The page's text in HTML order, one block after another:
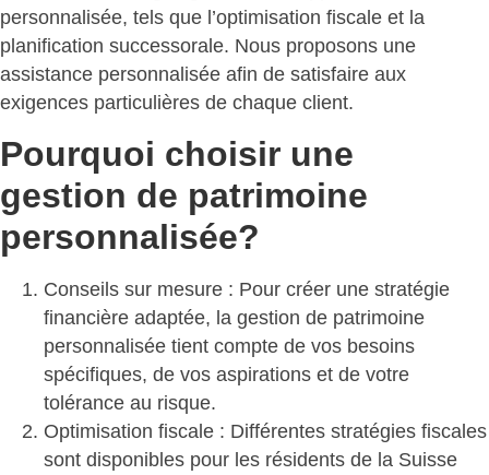
personnalisée, tels que l’optimisation fiscale et la
planification successorale. Nous proposons une
assistance personnalisée afin de satisfaire aux
exigences particulières de chaque client.
Pourquoi choisir une
gestion de patrimoine
personnalisée?
Conseils sur mesure : Pour créer une stratégie
financière adaptée, la gestion de patrimoine
personnalisée tient compte de vos besoins
spécifiques, de vos aspirations et de votre
tolérance au risque.
Optimisation fiscale : Différentes stratégies fiscales
sont disponibles pour les résidents de la Suisse